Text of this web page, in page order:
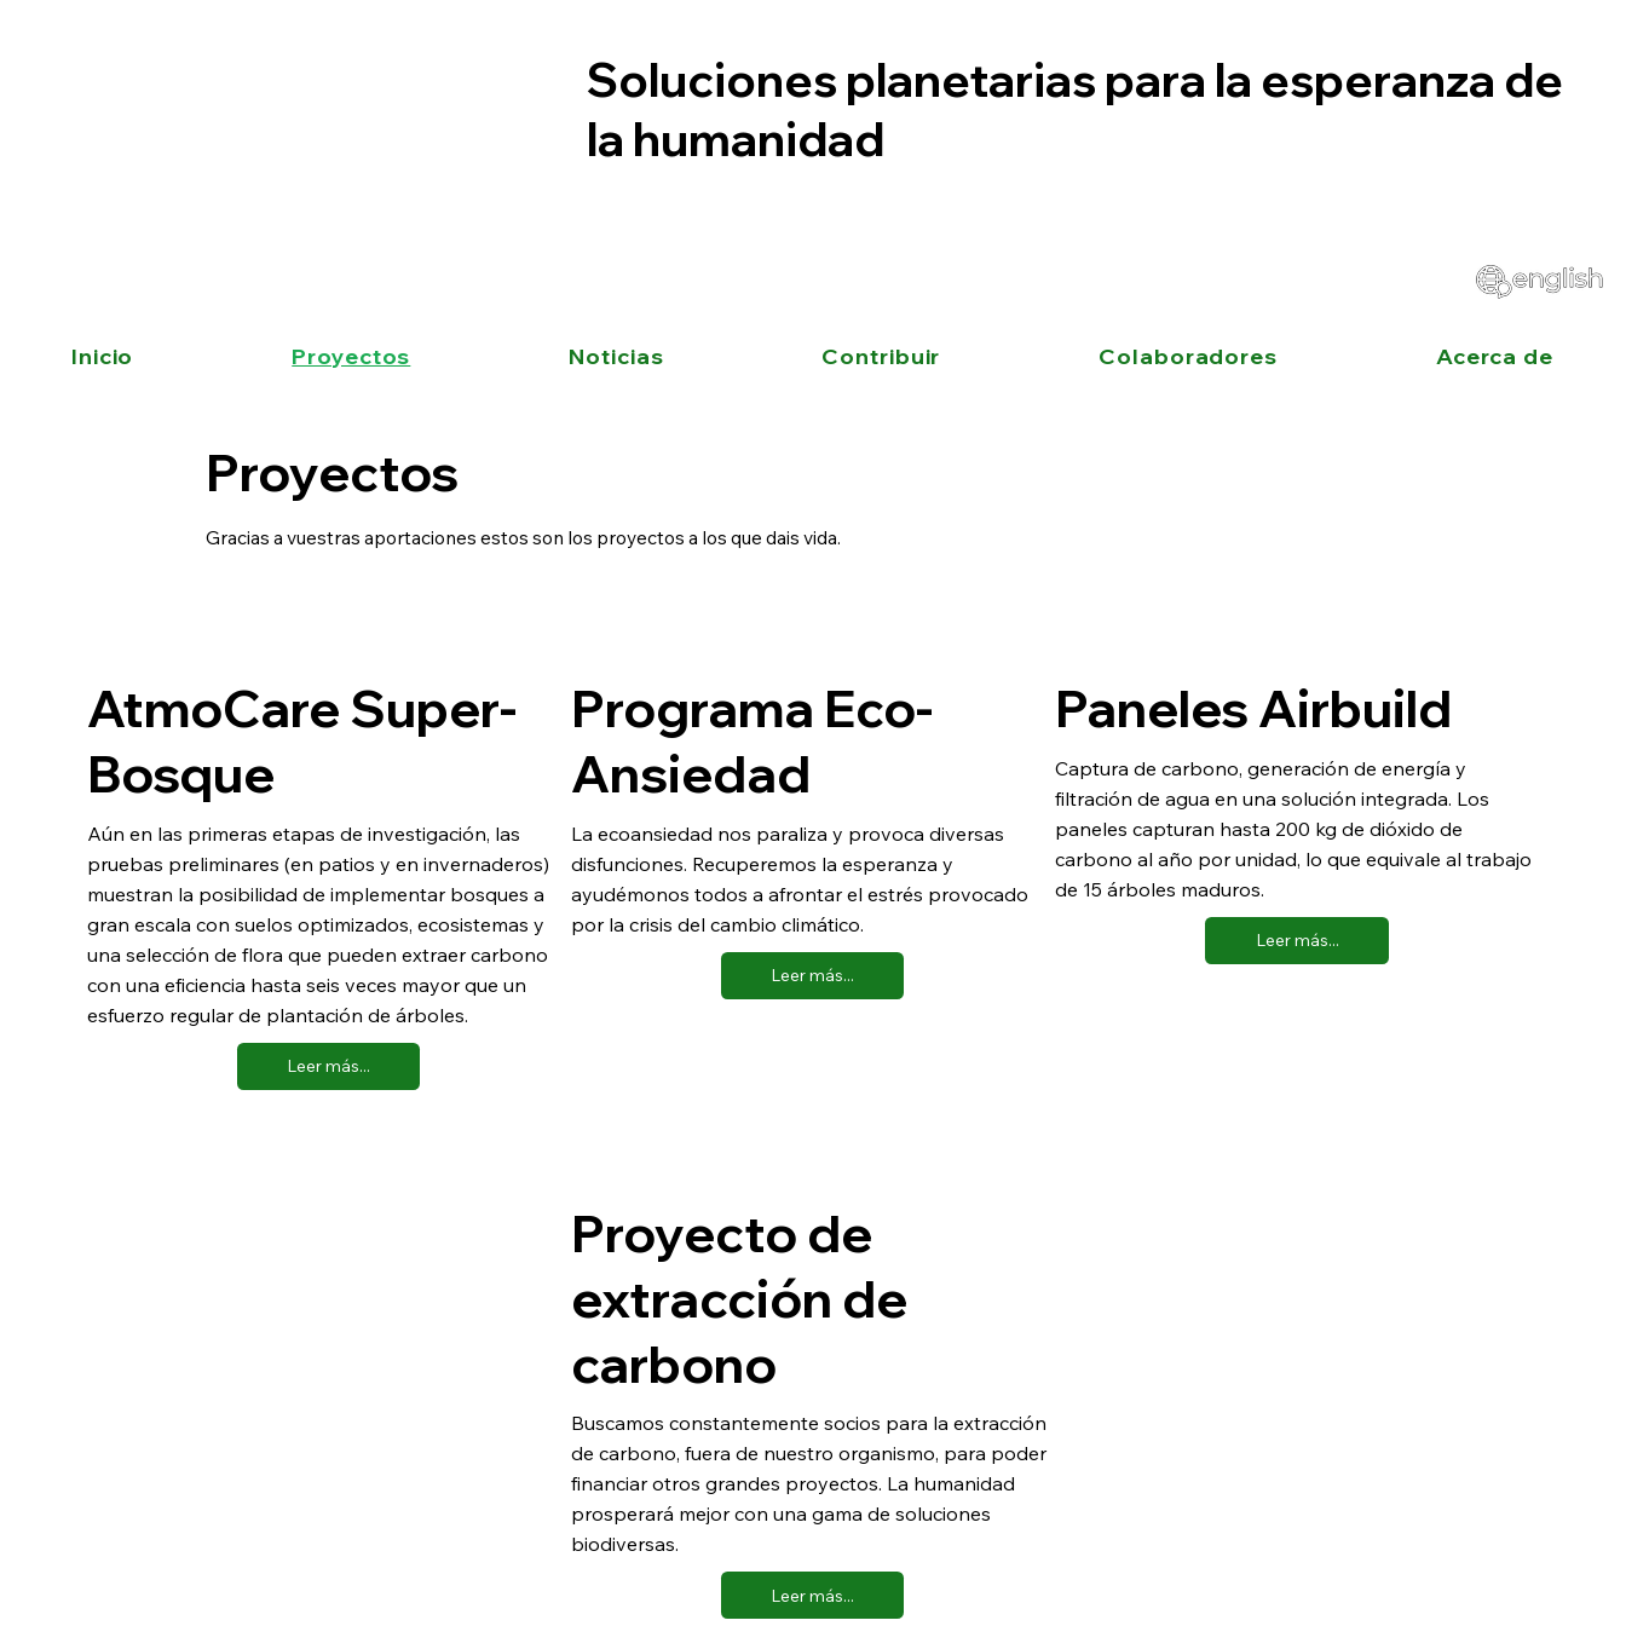
Inicio Proyectos Noticias Contribuir Colaboradores Acerca de
Soluciones planetarias para la esperanza de
la humanidad
Proyectos
Gracias a vuestras aportaciones estos son los proyectos a los que dais vida.
AtmoCare Super-
Bosque
Aún en las primeras etapas de investigación, las
pruebas preliminares (en patios y en invernaderos)
muestran la posibilidad de implementar bosques a
gran escala con suelos optimizados, ecosistemas y
una selección de flora que pueden extraer carbono
con una eficiencia hasta seis veces mayor que un
esfuerzo regular de plantación de árboles.
Leer más...
Programa Eco-
Ansiedad
La ecoansiedad nos paraliza y provoca diversas
disfunciones. Recuperemos la esperanza y
ayudémonos todos a afrontar el estrés provocado
por la crisis del cambio climático.
Leer más...
Paneles Airbuild
Captura de carbono, generación de energía y
filtración de agua en una solución integrada. Los
paneles capturan hasta 200 kg de dióxido de
carbono al año por unidad, lo que equivale al trabajo
de 15 árboles maduros.
Leer más...
Proyecto de
extracción de
carbono
Buscamos constantemente socios para la extracción
de carbono, fuera de nuestro organismo, para poder
financiar otros grandes proyectos. La humanidad
prosperará mejor con una gama de soluciones
biodiversas.
Leer más...